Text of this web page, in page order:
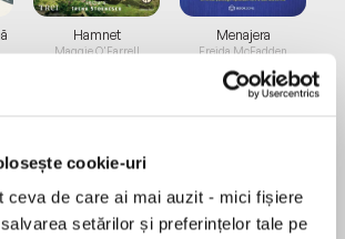
cookie-uri
ceva de care ai mai auzit - mici fișiere
setărilor și preferințelor tale pe
Hamnet
Maggie O'Farrell
Menajera
Freida McFadden